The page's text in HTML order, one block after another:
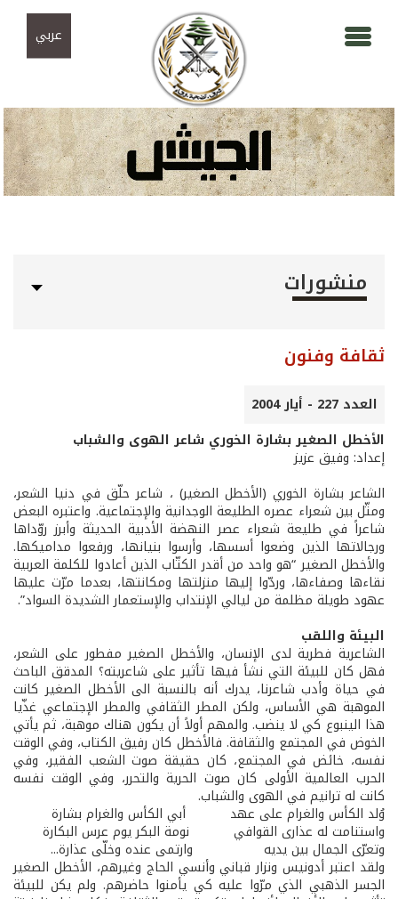
عربي
منشورات
ثقافة وفنون
العدد 227 - أيار 2004
الأخطل الصغير بشارة الخوري شاعر الهوى والشباب
إعداد: وفيق عزيز
الشاعر بشارة الخوري (الأخطل الصغير) ، شاعر حلّق في دنيا الشعر،
ومثّل بين شعراء عصره الطليعة الوجدانية والإجتماعية. واعتبره البعض
شاعراً في طليعة شعراء عصر النهضة الأدبية الحديثة وأبرز روّداها
ورجالاتها الذين وضعوا أسسها، وأرسوا بنيانها، ورفعوا مداميكها.
والأخطل الصغير “هو واحد من أقدر الكتّاب الذين أعادوا للكلمة العربية
نقاءها وصفاءها، وردّوا إليها منزلتها ومكانتها، بعدما مرّت عليها
عهود طويلة مظلمة من ليالي الإنتداب والإستعمار الشديدة السواد”.
البيئة واللقب
الشاعرية فطرية لدى الإنسان، والأخطل الصغير مفطور على الشعر،
فهل كان للبيئة التي نشأ فيها تأثير على شاعريته؟ المدقق الباحث
في حياة وأدب شاعرنا، يدرك أنه بالنسبة الى الأخطل الصغير كانت
الموهبة هي الأساس، ولكن المطر الثقافي والمطر الإجتماعي غذّيا
هذا الينبوع كي لا ينضب. والمهم أولاً أن يكون هناك موهبة، ثم يأتي
الخوض في المجتمع والثقافة. فالأخطل كان رفيق الكتاب، وفي الوقت
نفسه، خائض في المجتمع، كان حقيقة صوت الشعب الفقير، وفي
الحرب العالمية الأولى كان صوت الحرية والتحرر، وفي الوقت نفسه
كانت له ترانيم في الهوى والشباب.
وُلد الكأس والغرام على عهد أبي الكأس والغرام بشارة
واستنامت له عذارى القوافي نومة البكر يوم عرس البكارة
وتعرّى الجمال بين يديه وارتمى عنده وخلّى عذارة...
ولقد اعتبر أدونيس ونزار قباني وأنسي الحاج وغيرهم، الأخطل الصغير
الجسر الذهبي الذي مرّوا عليه كي يأمنوا حاضرهم. ولم يكن للبيئة